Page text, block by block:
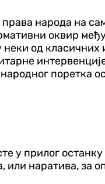
права народа на
оквир
од
поретка
у прилог
или наратива, за